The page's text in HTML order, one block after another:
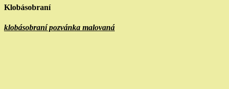
Klobásobraní
klobásobraní pozvánka malovaná